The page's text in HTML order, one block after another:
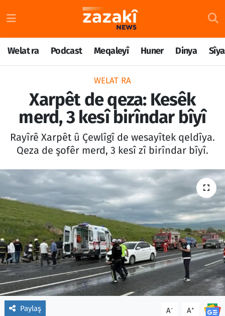
Welat ra Podcast Meqaleyî Huner Dinya
WELAT RA
Xarpêt de qeza: Kesêk
merd, 3 kesî birîndar bîyî
Rayîrê Xarpêt û Çewlîgî de wesayîtek qeldîya.
Qeza de şofêr merd, 3 kesî zî birîndar bîyî.
Paylaş A- A+
Welat ra
Podcast
Huner
Dinya
Rojane
Têkilî
Nöbetçi Eczaneler
Hava Durumu
Namaz Vakitleri
Trafik Durumu
Süper Lig Puan Durumu ve Fikstür
Son Dakika Haberleri
Haber Arşivi